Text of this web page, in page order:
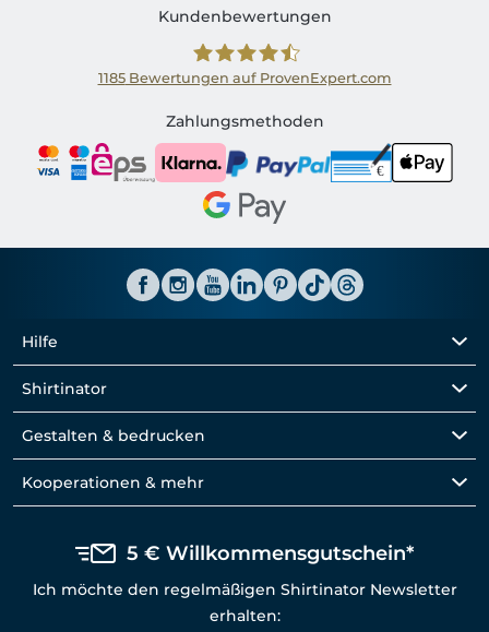
Kundenbewertungen
Shirtinator AT
1185Bewertungen auf ProvenExpert.com
Zahlungsmethoden
Hilfe
Shirtinator
Gestalten & bedrucken
Kooperationen & mehr
5 € Willkommensgutschein*
Ich möchte den regelmäßigen Shirtinator Newsletter
erhalten: